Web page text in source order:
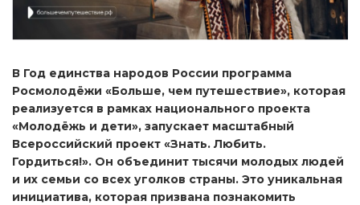
В Год единства народов России программа
Росмолодёжи «Больше, чем путешествие», которая
реализуется в рамках национального проекта
«Молодёжь и дети», запускает масштабный
Всероссийский проект «Знать. Любить.
Гордиться!». Он объединит тысячи молодых людей
и их семьи со всех уголков страны. Это уникальная
инициатива, которая призвана познакомить